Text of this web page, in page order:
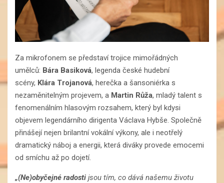
Za mikrofonem se představí trojice mimořádných
umělců: Bára Basiková, legenda české hudební
scény, Klára Trojanová, herečka a šansoniérka s
nezaměnitelným projevem, a Martin Růža, mladý talent s
fenomenálním hlasovým rozsahem, který byl kdysi
objevem legendárního dirigenta Václava Hybše. Společně
přinášejí nejen brilantní vokální výkony, ale i neotřelý
dramatický náboj a energii, která diváky provede emocemi
od smíchu až po dojetí.
„(Ne)obyčejné radosti jsou tím, co dává našemu životu